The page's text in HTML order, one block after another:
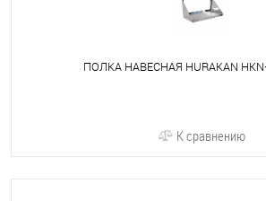
ПОЛКА НАВЕСНАЯ HURAKAN
К сравнению